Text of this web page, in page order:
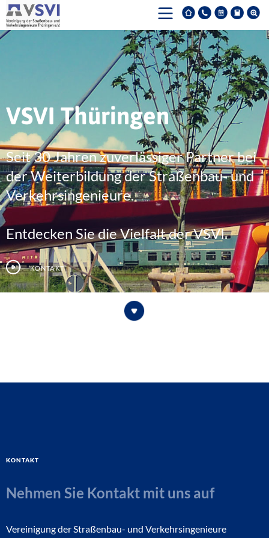
VSVI Thüringen
Seit 30 Jahren zuverlässiger Partner bei
der Weiterbildung der Straßenbau- und
Verkehrsingenieure.
Entdecken Sie die Vielfalt der VSVI.
Kontakt
Kontakt
Nehmen Sie Kontakt mit uns auf
Vereinigung der Straßenbau- und Verkehrsingenieure